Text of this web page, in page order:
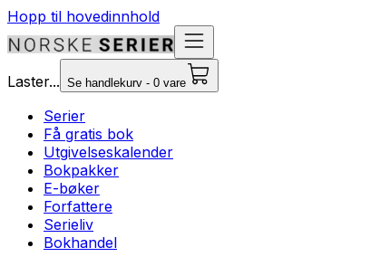
Hopp til hovedinnhold
Laster... Se handlekurv - 0 vare
Serier
Få gratis bok
Utgivelseskalender
Bokpakker
E-bøker
Forfattere
Serieliv
Bokhandel